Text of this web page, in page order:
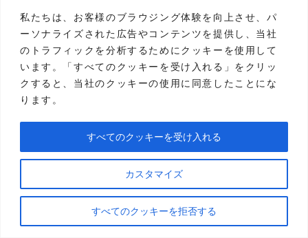
私たちは、お客様のブラウジング体験を向上させ、パ
ーソナライズされた広告やコンテンツを提供し、当社
のトラフィックを分析するためにクッキーを使用して
います。「すべてのクッキーを受け入れる」をクリッ
クすると、当社のクッキーの使用に同意したことにな
ります。
カスタマイズ
すべてのクッキーを拒否する
すべてのクッキーを受け入れる
す。細かい数字などももちろ
ん最初は気にしていましたけ
ど、最後はそこじゃないと思
いました。ここになら任せら
がありましたね。
クレジットカード現金化ジャーナル「クレジット
カード現金化業者のかんたんキャッシュは優良？口コミ
から安全性やキャンペーンを検証」